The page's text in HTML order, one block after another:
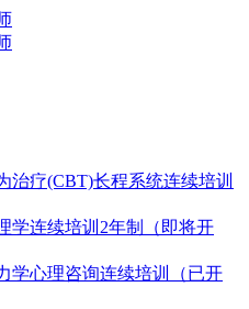
治疗(CBT)长程系统连续培训
学连续培训2年制（即将开
学心理咨询连续培训（已开